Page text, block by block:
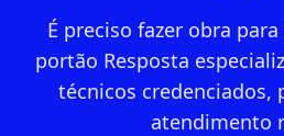
É preciso fazer obra
portão Resposta
técnicos credenciados,
atendimento